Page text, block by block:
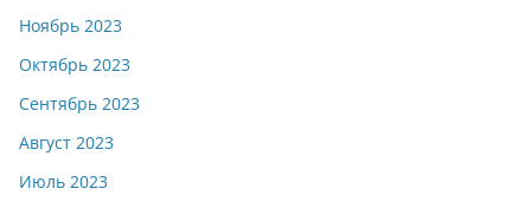
Ноябрь 2023
Октябрь 2023
Сентябрь 2023
Август 2023
Июль 2023